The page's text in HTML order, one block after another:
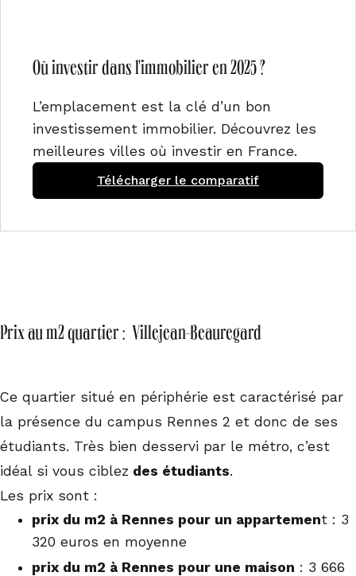
Où investir dans l'immobilier en 2025 ?
L’emplacement est la clé d’un bon
investissement immobilier. Découvrez les
meilleures villes où investir en France.
Télécharger le comparatif
Prix au m2 quartier : Villejean-Beauregard
Ce quartier situé en périphérie est caractérisé par
la présence du campus Rennes 2 et donc de ses
étudiants. Très bien desservi par le métro, c’est
idéal si vous ciblez des étudiants.
Les prix sont :
prix du m2 à Rennes pour un appartement : 3
320 euros en moyenne
prix du m2 à Rennes pour une maison : 3 666